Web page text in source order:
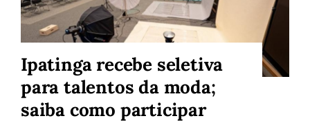
Ipatinga recebe seletiva
para talentos da moda;
saiba como participar